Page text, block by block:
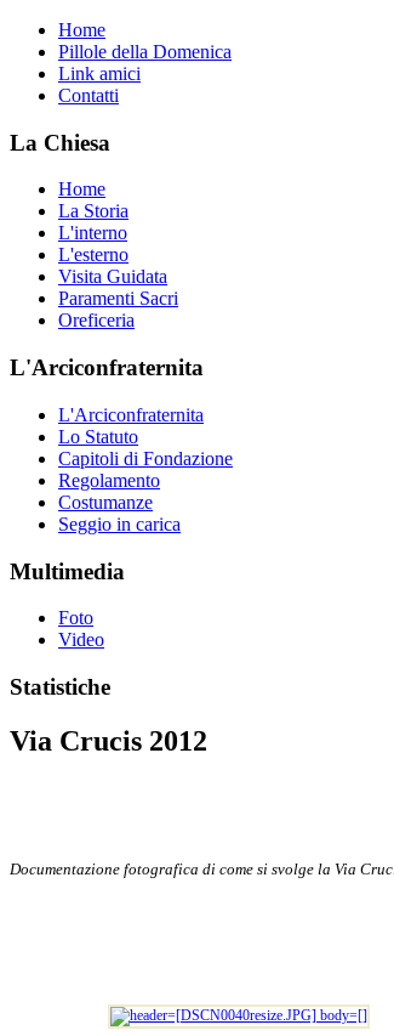
Home
Pillole della Domenica
Link amici
Contatti
La Chiesa
Home
La Storia
L'interno
L'esterno
Visita Guidata
Paramenti Sacri
Oreficeria
L'Arciconfraternita
L'Arciconfraternita
Lo Statuto
Capitoli di Fondazione
Regolamento
Costumanze
Seggio in carica
Multimedia
Foto
Video
Statistiche
Via Crucis 2012
Documentazione fotografica di come si svolge la Via